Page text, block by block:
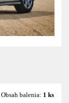
Obsah balenia: 1 ks